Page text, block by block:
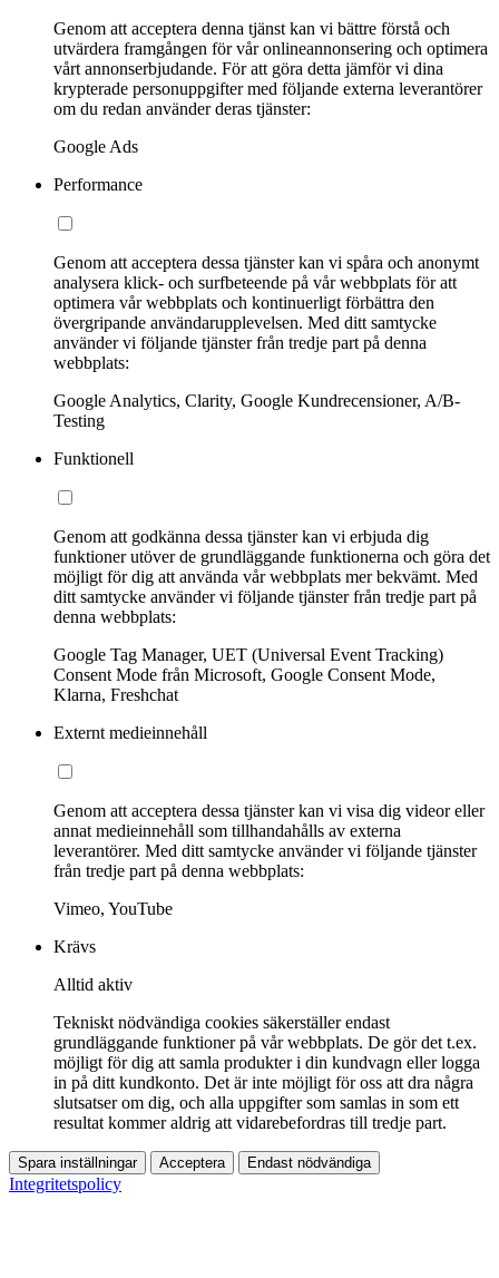
Genom att acceptera denna tjänst kan vi bättre förstå och
utvärdera framgången för vår onlineannonsering och optimera
vårt annonserbjudande. För att göra detta jämför vi dina
krypterade personuppgifter med följande externa leverantörer
om du redan använder deras tjänster:
Google Ads
Performance
Genom att acceptera dessa tjänster kan vi spåra och anonymt
analysera klick- och surfbeteende på vår webbplats för att
optimera vår webbplats och kontinuerligt förbättra den
övergripande användarupplevelsen. Med ditt samtycke
använder vi följande tjänster från tredje part på denna
webbplats:
Google Analytics, Clarity, Google Kundrecensioner, A/B-
Testing
Funktionell
Genom att godkänna dessa tjänster kan vi erbjuda dig
funktioner utöver de grundläggande funktionerna och göra det
möjligt för dig att använda vår webbplats mer bekvämt. Med
ditt samtycke använder vi följande tjänster från tredje part på
denna webbplats:
Google Tag Manager, UET (Universal Event Tracking)
Consent Mode från Microsoft, Google Consent Mode,
Klarna, Freshchat
Externt medieinnehåll
Genom att acceptera dessa tjänster kan vi visa dig videor eller
annat medieinnehåll som tillhandahålls av externa
leverantörer. Med ditt samtycke använder vi följande tjänster
från tredje part på denna webbplats:
Vimeo, YouTube
Krävs
Alltid aktiv
Tekniskt nödvändiga cookies säkerställer endast
grundläggande funktioner på vår webbplats. De gör det t.ex.
möjligt för dig att samla produkter i din kundvagn eller logga
in på ditt kundkonto. Det är inte möjligt för oss att dra några
slutsatser om dig, och alla uppgifter som samlas in som ett
resultat kommer aldrig att vidarebefordras till tredje part.
Spara inställningar Acceptera Endast nödvändiga
Integritetspolicy